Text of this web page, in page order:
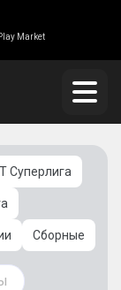
Market
Суперлига
Сборные